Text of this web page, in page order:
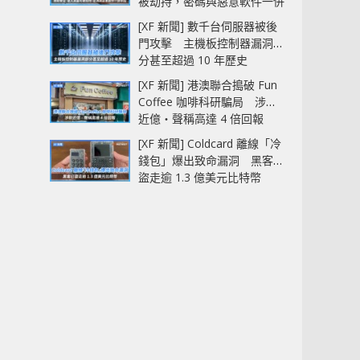
中招
[XF 新聞] 數千台伺服器被後
門攻擊 主機板控制器漏洞部
分甚至超過 10 年歷史
[XF 新聞] 港澳聯合搗破 Fun
Coffee 咖啡科研騙局 涉款
近億‧聲稱高達 4 倍回報
[XF 新聞] Coldcard 離線「冷
錢包」爆出致命漏洞 黑客已
盜走逾 1.3 億美元比特幣